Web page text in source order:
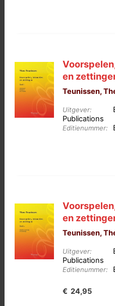
en
Teunissen,
Uitgever:
Publications
Editienummer:
en
Teunissen,
Uitgever:
Publications
Editienummer:
€ 24,95